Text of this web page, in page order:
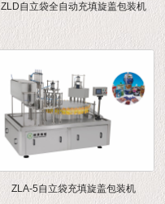
ZLD自立袋全自动充填旋盖包装机
ZLA-5自立袋充填旋盖包装机